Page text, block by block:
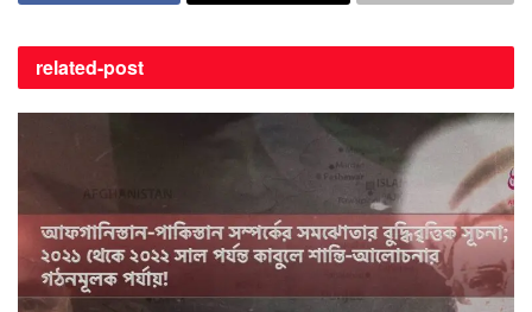
related-post